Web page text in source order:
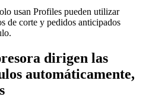
usan Profiles pueden utilizar
de corte y pedidos anticipados
dirigen las
automáticamente,